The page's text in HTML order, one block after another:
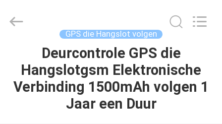
PRODUCTEN
Technology
GPS die Hangslot volgen
Deurcontrole GPS die
Hangslotgsm Elektronische
Verbinding 1500mAh volgen 1
Jaar een Duur